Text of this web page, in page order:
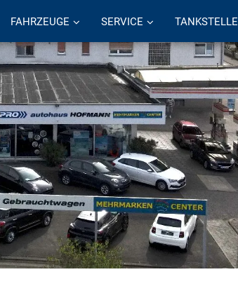
FAHRZEUGE SERVICE TANKSTELLE